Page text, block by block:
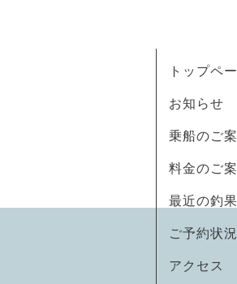
トップペ
お知らせ
乗船のご
料金のご
最近の釣果
ご予約状況
アクセス